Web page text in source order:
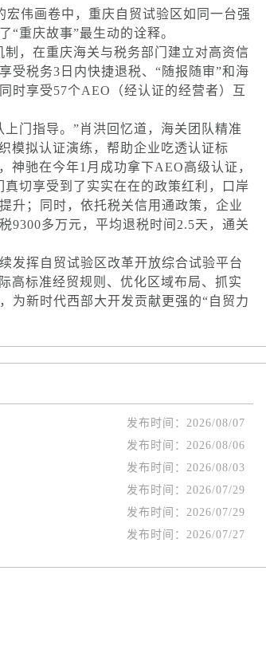
伟画卷中，重庆自贸试验区如同一台强
“重庆故事”最生动的诠释。
，在重庆海关与税务部门建立对高资信
受税务3日内快捷退税、“随报随审”和海
时享受57个AEO（经认证的经营者）互
门指导。”肖洪回忆道，海关团队精准
模拟认证演练，帮助企业吃透认证标
神驰在今年1月成功拿下AEO高级认证，
切享受到了实实在在的政策红利，口岸
升；同时，依托税关信用通政策，企业
9300多万元，平均退税时间2.5天，通关
挥自贸试验区改革开放综合试验平台
高标准经贸规则、优化区域布局、抓实
为新时代西部大开发贡献更强的“自贸力
发布时间： 2026/08/07
发布时间： 2026/08/06
发布时间： 2026/08/03
发布时间： 2026/07/29
发布时间： 2026/07/29
发布时间： 2026/07/27